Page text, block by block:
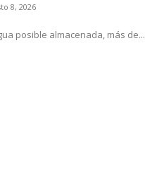
8, 2026
posible almacenada, más de...